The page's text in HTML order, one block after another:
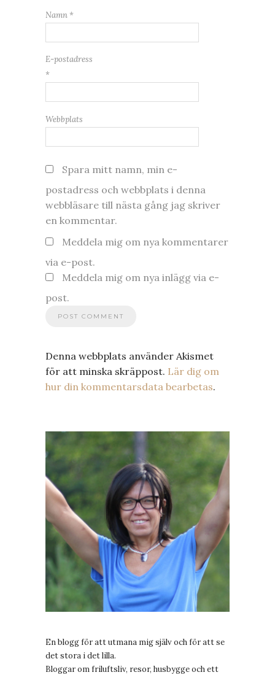
Namn *
E-postadress
*
Webbplats
Spara mitt namn, min e-
postadress och webbplats i denna
webbläsare till nästa gång jag skriver
en kommentar.
Meddela mig om nya kommentarer
via e-post.
Meddela mig om nya inlägg via e-
post.
Denna webbplats använder Akismet
för att minska skräppost. Lär dig om
hur din kommentarsdata bearbetas.
En blogg för att utmana mig själv och för att se
det stora i det lilla.
Bloggar om friluftsliv, resor, husbygge och ett